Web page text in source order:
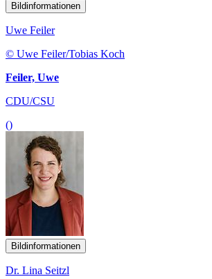
Bildinformationen
Uwe Feiler
© Uwe Feiler/Tobias Koch
Feiler, Uwe
CDU/CSU
()
Bildinformationen
Dr. Lina Seitzl